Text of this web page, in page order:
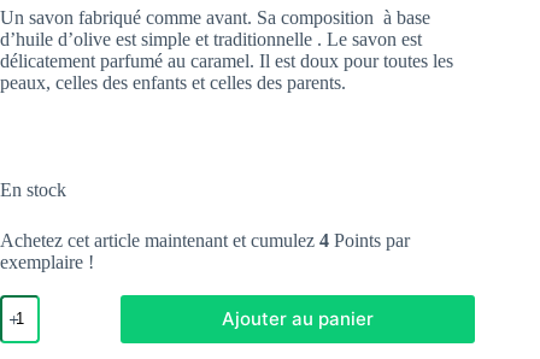
Un savon fabriqué comme avant. Sa composition à base
d’huile d’olive est simple et traditionnelle . Le savon est
délicatement parfumé au caramel. Il est doux pour toutes les
peaux, celles des enfants et celles des parents.
En stock
Achetez cet article maintenant et cumulez 4 Points par
exemplaire !
quantité
de
savon
Ajouter au panier